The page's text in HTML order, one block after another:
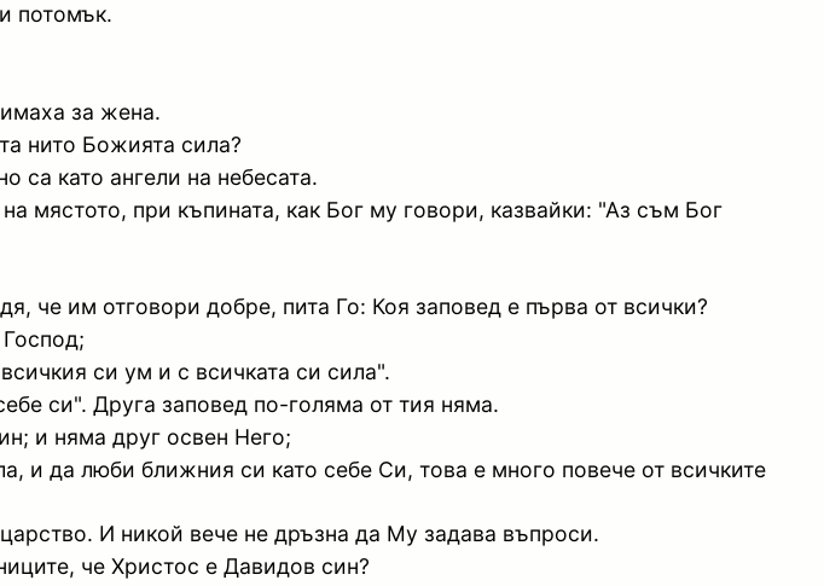
потомък.
за жена.
нито Божията сила?
са като ангели на небесата.
мястото, при къпината, как Бог му говори, казвайки: "Аз съм Бог
че им отговори добре, пита Го: Коя заповед е първа от всички?
си ум и с всичката си сила".
си". Друга заповед по-голяма от тия няма.
и няма друг освен Него;
и да люби ближния си като себе Си, това е много повече от всичките
И никой вече не дръзна да Му задава въпроси.
че Христос е Давидов син?